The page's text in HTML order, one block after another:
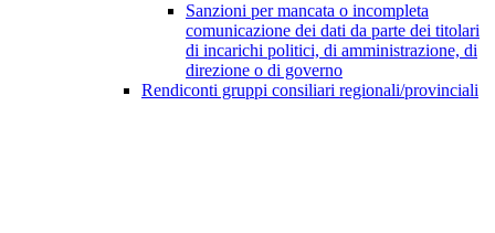
Sanzioni per mancata o incompleta
comunicazione dei dati da parte dei titolari
di incarichi politici, di amministrazione, di
direzione o di governo
Rendiconti gruppi consiliari regionali/provinciali